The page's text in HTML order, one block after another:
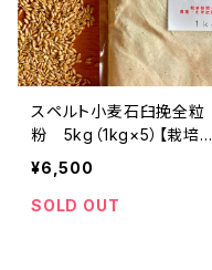
スペルト小麦石臼挽全粒
粉 5kg（1kg×5）【栽培期
間中 農薬・化学肥料不使
用】
¥6,500
SOLD OUT